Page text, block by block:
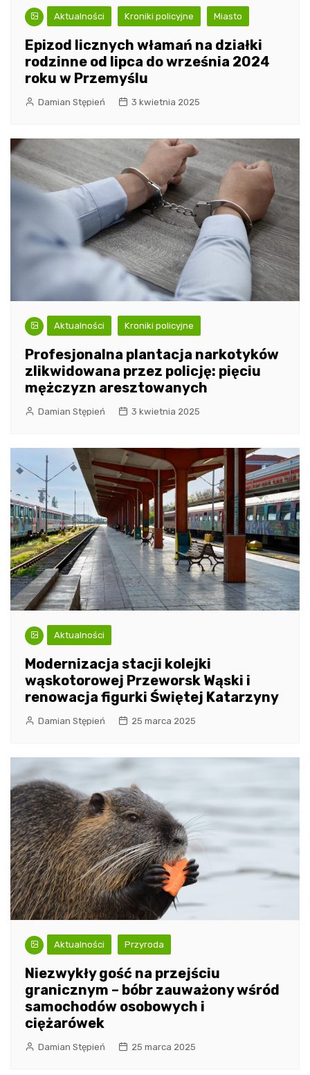
Aktualności Kroniki policyjne Miasto
Epizod licznych włamań na działki
rodzinne od lipca do września 2024
roku w Przemyślu
Damian Stępień 3 kwietnia 2025
Aktualności Kroniki policyjne
Profesjonalna plantacja narkotyków
zlikwidowana przez policję: pięciu
mężczyzn aresztowanych
Damian Stępień 3 kwietnia 2025
Aktualności
Modernizacja stacji kolejki
wąskotorowej Przeworsk Wąski i
renowacja figurki Świętej Katarzyny
Damian Stępień 25 marca 2025
Aktualności Przyroda
Niezwykły gość na przejściu
granicznym – bóbr zauważony wśród
samochodów osobowych i
ciężarówek
Damian Stępień 25 marca 2025